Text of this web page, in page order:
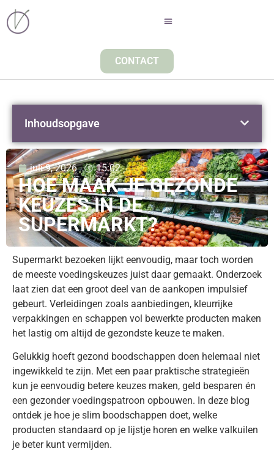
CONTACT
juli 9, 2026 15:02
HOE MAAK JE GEZONDE
KEUZES IN DE
SUPERMARKT?
Supermarkt bezoeken lijkt eenvoudig, maar toch worden
de meeste voedingskeuzes juist daar gemaakt. Onderzoek
laat zien dat een groot deel van de aankopen impulsief
gebeurt. Verleidingen zoals aanbiedingen, kleurrijke
verpakkingen en schappen vol bewerkte producten maken
het lastig om altijd de gezondste keuze te maken.
Gelukkig hoeft gezond boodschappen doen helemaal niet
ingewikkeld te zijn. Met een paar praktische strategieën
kun je eenvoudig betere keuzes maken, geld besparen én
een gezonder voedingspatroon opbouwen. In deze blog
ontdek je hoe je slim boodschappen doet, welke
producten standaard op je lijstje horen en welke valkuilen
je beter kunt vermijden.
Inhoudsopgave